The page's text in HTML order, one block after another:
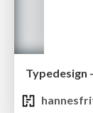
Typedesign